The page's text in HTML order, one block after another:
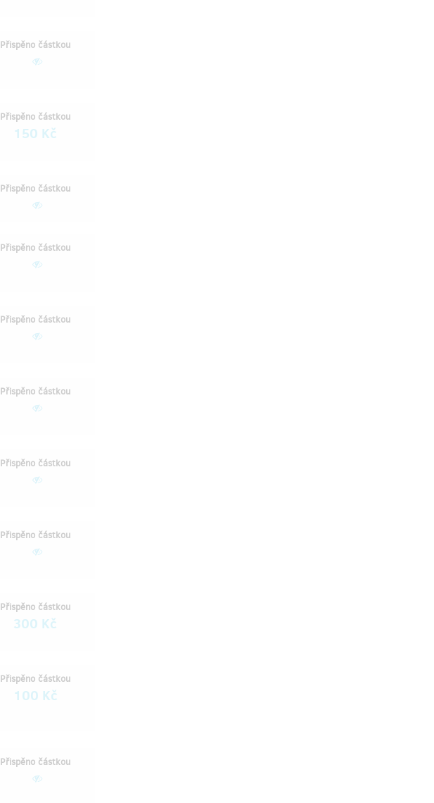
Přispěno částkou
Přispěno částkou
150 Kč
Přispěno částkou
Přispěno částkou
Přispěno částkou
Přispěno částkou
Přispěno částkou
Přispěno částkou
Přispěno částkou
300 Kč
Přispěno částkou
100 Kč
Přispěno částkou